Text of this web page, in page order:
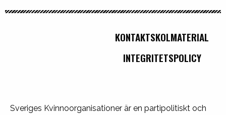
Sveriges Kvinnoorganisationer är en partipolitiskt och
KONTAKTSKOLMATERIAL
INTEGRITETSPOLICY